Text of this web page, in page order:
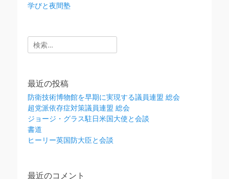
学びと夜間塾
検
索:
最近の投稿
防衛技術博物館を早期に実現する議員連盟 総会
超党派依存症対策議員連盟 総会
ジョージ・グラス駐日米国大使と会談
書道
ヒーリー英国防大臣と会談
最近のコメント